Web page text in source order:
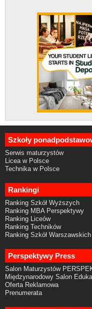
Szkoły
Serwis maturzystów
Licea w Polsce
Technika w Polsce
Rankingi
Ranking Szkół Wyższych
Ranking MBA Perspektywy
Ranking Liceów
Ranking Techników
Ranking Szkół Warszawskich
Perspektywy Press
Salon Maturzystów
Międzynarodowy Salon
Oferta Reklamowa
Prenumerata